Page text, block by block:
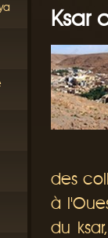
Ksar
des
à
du